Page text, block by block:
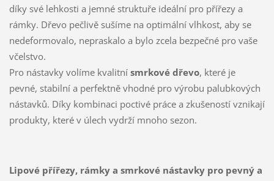
díky své lehkosti a jemné struktuře ideální pro přířezy a
rámky. Dřevo pečlivě sušíme na optimální vlhkost, aby se
nedeformovalo, nepraskalo a bylo zcela bezpečné pro vaše
včelstvo.
Pro nástavky volíme kvalitní smrkové dřevo, které je
pevné, stabilní a perfektně vhodné pro výrobu palubkových
nástavků. Díky kombinaci poctivé práce a zkušeností vznikají
produkty, které v úlech vydrží mnoho sezon.
Lipové přířezy, rámky a smrkové nástavky pro pevný a